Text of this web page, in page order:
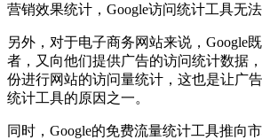
营销效果统计，Google访问统计工具无
另外，对于电子商务网站来说，Google
者，又向他们提供广告的访问统计数据
份进行网站的访问量统计，这也是让广
统计工具的原因之一。
同时，Google的免费流量统计工具推向